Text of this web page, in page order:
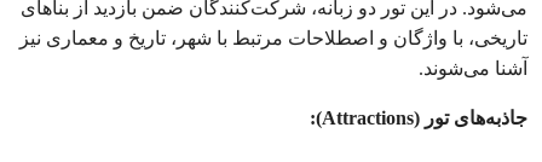
می‌شود. در این تور دو زبانه، شرکت‌کنندگان ضمن بازدید از بناهای
تاریخی، با واژگان و اصطلاحات مرتبط با شهر، تاریخ و معماری نیز
آشنا می‌شوند.
جاذبه‌های تور (Attractions):